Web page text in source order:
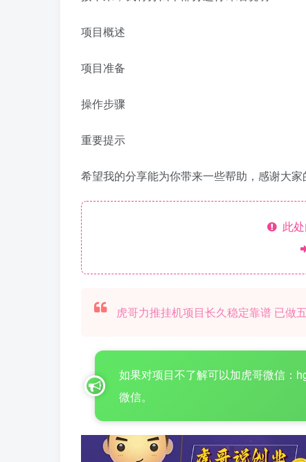
项目概述
项目准备
操作步骤
重要提示
希望我的分享能为你带来一些帮助，感谢大家
此
虎哥力推挂机项目长久稳定靠谱 已做
如果对项目不了解可以加虎哥微信：
微信。